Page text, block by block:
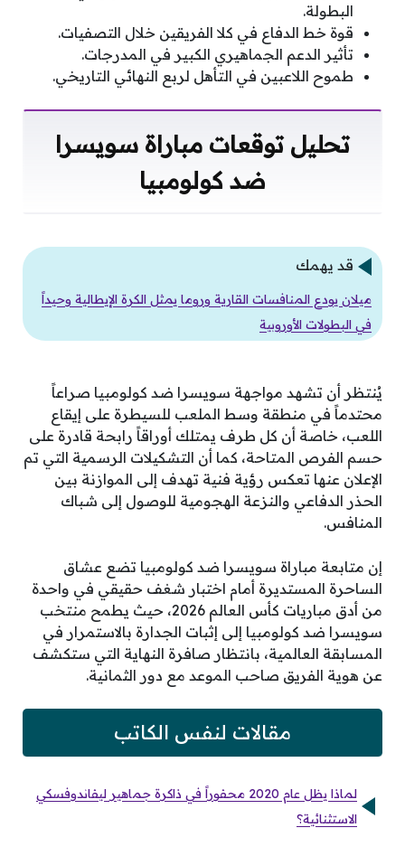
البطولة.
قوة خط الدفاع في كلا الفريقين خلال التصفيات.
تأثير الدعم الجماهيري الكبير في المدرجات.
طموح اللاعبين في التأهل لربع النهائي التاريخي.
تحليل توقعات مباراة سويسرا
ضد كولومبيا
قد يهمك
ميلان يودع المنافسات القارية وروما يمثل الكرة الإيطالية وحيداً
في البطولات الأوروبية
يُنتظر أن تشهد مواجهة سويسرا ضد كولومبيا صراعاً
محتدماً في منطقة وسط الملعب للسيطرة على إيقاع
اللعب، خاصة أن كل طرف يمتلك أوراقاً رابحة قادرة على
حسم الفرص المتاحة، كما أن التشكيلات الرسمية التي تم
الإعلان عنها تعكس رؤية فنية تهدف إلى الموازنة بين
الحذر الدفاعي والنزعة الهجومية للوصول إلى شباك
المنافس.
إن متابعة مباراة سويسرا ضد كولومبيا تضع عشاق
الساحرة المستديرة أمام اختبار شغف حقيقي في واحدة
من أدق مباريات كأس العالم 2026، حيث يطمح منتخب
سويسرا ضد كولومبيا إلى إثبات الجدارة بالاستمرار في
المسابقة العالمية، بانتظار صافرة النهاية التي ستكشف
عن هوية الفريق صاحب الموعد مع دور الثمانية.
مقالات لنفس الكاتب
لماذا يظل عام 2020 محفوراً في ذاكرة جماهير ليفاندوفسكي
الاستثنائية؟